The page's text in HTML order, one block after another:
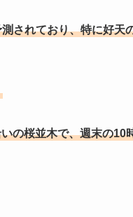
されており、特に好天
の桜並木で、週末の10